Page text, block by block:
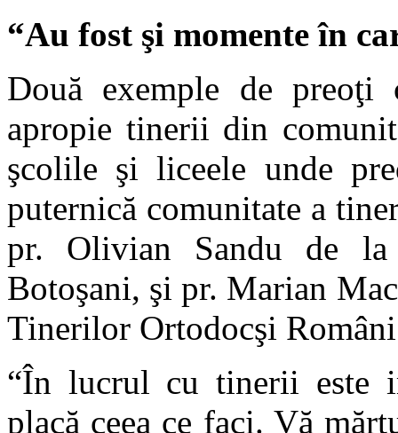
“Au fost şi momente în
Două exemple de
apropie tinerii din
şcolile şi liceele unde
puternică comunitate a
pr. Olivian Sandu de la
Botoşani, şi pr. Marian
Tinerilor Ortodocşi
“În lucrul cu tinerii este
placă ceea ce faci. Vă